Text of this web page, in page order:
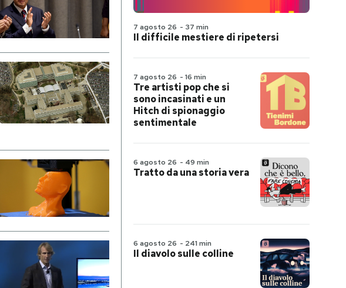
7 agosto 26 - 37 min
Il difficile mestiere di ripetersi
7 agosto 26 - 16 min
Tre artisti pop che si
sono incasinati e un
Hitch di spionaggio
sentimentale
6 agosto 26 - 49 min
Tratto da una storia vera
6 agosto 26 - 241 min
Il diavolo sulle colline